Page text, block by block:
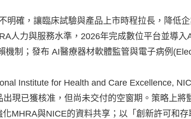
明確，讓臨床試驗與產品上市時程拉長，降低
人力與服務水準，2026年完成數位平台並導
制；發布 AI醫療器材軟體監管與電子病例
Institute for Health and Care Excellence,
現已獲核准，但尚未交付的空窗期。策略上
MHRA與NICE的資料共享；以「創新許可和